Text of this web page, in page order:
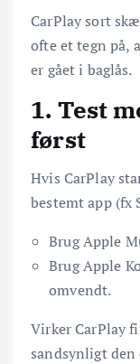
CarPlay sort
ofte et tegn på,
er gået i baglås.
1. Test
først
Hvis CarPlay
bestemt app (fx
Brug Apple
Brug Apple
omvendt.
Virker CarPlay
sandsynligt